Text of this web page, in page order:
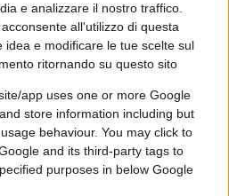
e analizzare il nostro traffico.
all'utilizzo di questa
idea e modificare le tue scelte sul
ritornando su questo sito
app uses one or more Google
store information including but
behaviour. You may click to
and its third-party tags to
purposes in below Google
serie tv dove vengono
(comeGomorraeRomanzo
dei beniamini da
invece fatti passare
di polizia che tutti i giorni
per la sicurezza delle
da soli nei momenti più